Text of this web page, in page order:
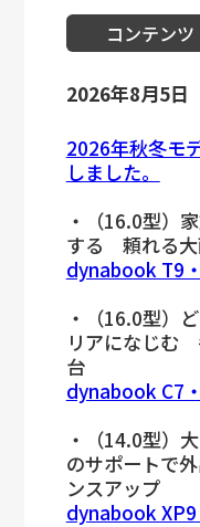
コンテンツ
2026年8月5日
2026年秋冬モ
しました。
・（16.0型）
する 頼れる大
dynabook T9
・（16.0型）
リアになじむ
台
dynabook C7
・（14.0型）
のサポートで
ンスアップ
dynabook XP9